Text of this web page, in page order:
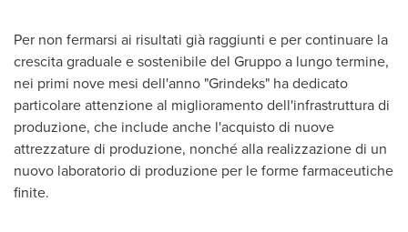
Per non fermarsi ai risultati già raggiunti e per continuare la
crescita graduale e sostenibile del Gruppo a lungo termine,
nei primi nove mesi dell'anno "Grindeks" ha dedicato
particolare attenzione al miglioramento dell'infrastruttura di
produzione, che include anche l'acquisto di nuove
attrezzature di produzione, nonché alla realizzazione di un
nuovo laboratorio di produzione per le forme farmaceutiche
finite.